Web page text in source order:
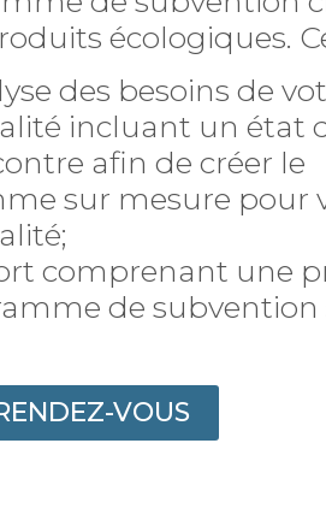
écologiques.
des besoins de
incluant un état
afin de créer le
sur mesure pour
comprenant une
de subvention
VOUS